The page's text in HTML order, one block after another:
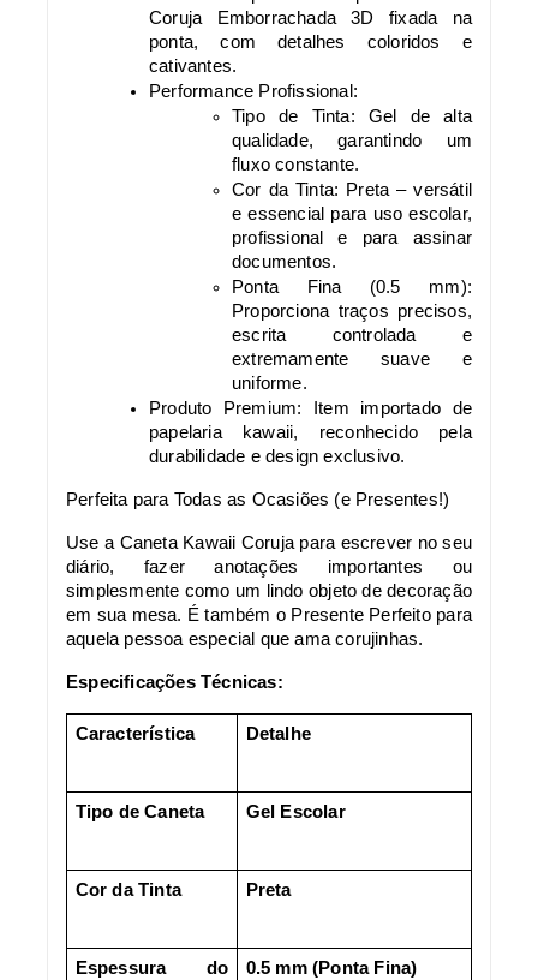
Coruja Emborrachada 3D fixada na
ponta, com detalhes coloridos e
cativantes.
Performance Profissional:
Tipo de Tinta: Gel de alta
qualidade, garantindo um
fluxo constante.
Cor da Tinta: Preta – versátil
e essencial para uso escolar,
profissional e para assinar
documentos.
Ponta Fina (0.5 mm):
Proporciona traços precisos,
escrita controlada e
extremamente suave e
uniforme.
Produto Premium: Item importado de
papelaria kawaii, reconhecido pela
durabilidade e design exclusivo.
Perfeita para Todas as Ocasiões (e Presentes!)
Use a Caneta Kawaii Coruja para escrever no seu
diário, fazer anotações importantes ou
simplesmente como um lindo objeto de decoração
em sua mesa. É também o Presente Perfeito para
aquela pessoa especial que ama corujinhas.
Especificações Técnicas:
Característica Detalhe
Tipo de Caneta Gel Escolar
Cor da Tinta Preta
Espessura do
0.5 mm (Ponta Fina)